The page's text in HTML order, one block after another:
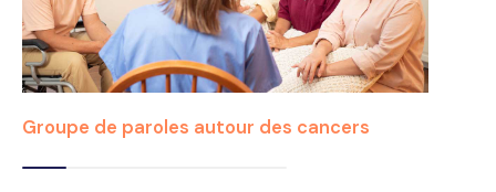
Groupe de paroles autour des cancers